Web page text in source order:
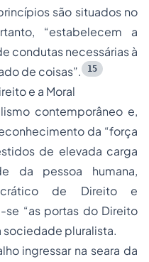
são situados no
“estabelecem a
condutas necessárias à
de coisas”.
15
e a Moral
contemporâneo e,
da “força
de elevada carga
da pessoa humana,
de Direito e
se “as portas do Direito
sociedade pluralista.
ingressar na seara da